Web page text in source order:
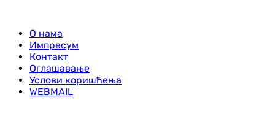
О нама
Импресум
Контакт
Оглашавање
Услови коришћења
WEBMAIL